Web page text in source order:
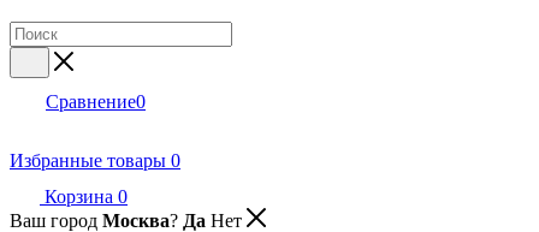
Сравнение0
Избранные товары 0
Корзина 0
Ваш город Москва? Да Нет